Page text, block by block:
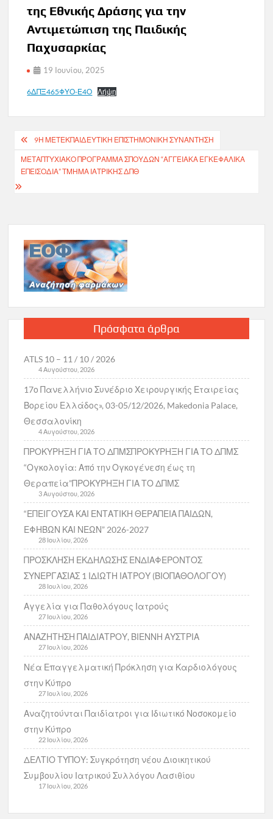
της Εθνικής Δράσης για την
Αντιμετώπιση της Παιδικής
Παχυσαρκίας
19 Ιουνίου, 2025
6ΔΠΞ465ΦΥΟ-Ε4Ο Λήψη
Πλοήγηση
άρθρων
9Η ΜΕΤΕΚΠΑΙΔΕΥΤΙΚΉ ΕΠΙΣΤΗΜΟΝΙΚΉ ΣΥΝΆΝΤΗΣΗ
ΜΕΤΑΠΤΥΧΙΑΚΟ ΠΡΟΓΡΑΜΜΑ ΣΠΟΥΔΩΝ “ΑΓΓΕΙΑΚΑ ΕΓΚΕΦΑΛΙΚΑ
ΕΠΕΙΣΟΔΙΑ” ΤΜΗΜΑ ΙΑΤΡΙΚΗΣ ΔΠΘ
Πρόσφατα άρθρα
ATLS 10 – 11 / 10 / 2026
4 Αυγούστου, 2026
17ο Πανελλήνιο Συνέδριο Χειρουργικής Εταιρείας
Βορείου Ελλάδος», 03-05/12/2026, Makedonia Palace,
Θεσσαλονίκη
4 Αυγούστου, 2026
ΠΡΟΚΥΡΗΞΗ ΓΙΑ ΤΟ ΔΠΜΣΠΡΟΚΥΡΗΞΗ ΓΙΑ ΤΟ ΔΠΜΣ
“Ογκολογία: Από την Ογκογένεση έως τη
Θεραπεία”ΠΡΟΚΥΡΗΞΗ ΓΙΑ ΤΟ ΔΠΜΣ
3 Αυγούστου, 2026
“ΕΠΕΙΓΟΥΣΑ ΚΑΙ ΕΝΤΑΤΙΚΗ ΘΕΡΑΠΕΙΑ ΠΑΙΔΩΝ,
ΕΦΗΒΩΝ ΚΑΙ ΝΕΩΝ” 2026-2027
28 Ιουλίου, 2026
ΠΡΟΣΚΛΗΣΗ ΕΚΔΗΛΩΣΗΣ ΕΝΔΙΑΦΕΡΟΝΤΟΣ
ΣΥΝΕΡΓΑΣΙΑΣ 1 ΙΔΙΩΤΗ ΙΑΤΡΟΥ (ΒΙΟΠΑΘΟΛΟΓΟΥ)
28 Ιουλίου, 2026
Αγγελία για Παθολόγους Ιατρούς
27 Ιουλίου, 2026
ΑΝΑΖΗΤΗΣΗ ΠΑΙΔΙΑΤΡΟΥ, ΒΙΕΝΝΗ ΑΥΣΤΡΙΑ
27 Ιουλίου, 2026
Νέα Επαγγελματική Πρόκληση για Καρδιολόγους
στην Κύπρο
27 Ιουλίου, 2026
Αναζητούνται Παιδίατροι για Ιδιωτικό Νοσοκομείο
στην Κύπρο
22 Ιουλίου, 2026
ΔΕΛΤΙΟ ΤΥΠΟΥ: Συγκρότηση νέου Διοικητικού
Συμβουλίου Ιατρικού Συλλόγου Λασιθίου
17 Ιουλίου, 2026